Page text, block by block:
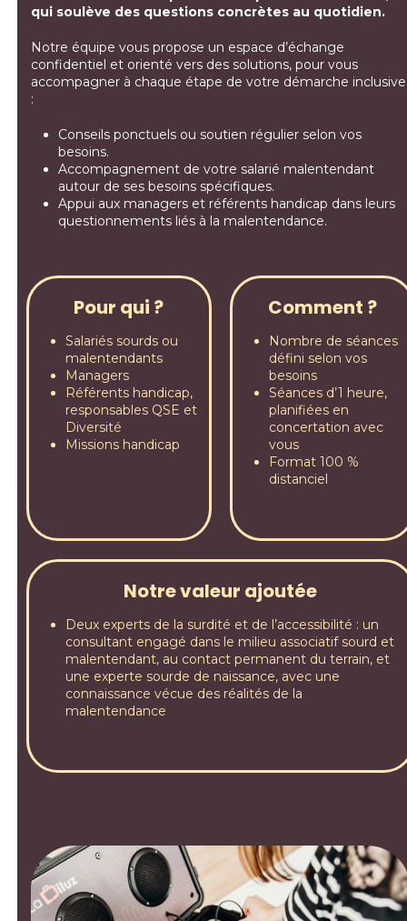
qui soulève des questions concrètes au quotidien.
Notre équipe vous propose un espace d’échange
confidentiel et orienté vers des solutions, pour vous
accompagner à chaque étape de votre démarche inclusive
:
Conseils ponctuels ou soutien régulier selon vos
besoins.
Accompagnement de votre salarié malentendant
autour de ses besoins spécifiques.
Appui aux managers et référents handicap dans leurs
questionnements liés à la malentendance.
Pour qui ?
Salariés sourds ou
malentendants
Managers
Référents handicap,
responsables QSE et
Diversité
Missions handicap
Comment ?
Nombre de séances
défini selon vos
besoins
Séances d’1 heure,
planifiées en
concertation avec
vous
Format 100 %
distanciel
Notre valeur ajoutée
Deux experts de la surdité et de l’accessibilité : un
consultant engagé dans le milieu associatif sourd et
malentendant, au contact permanent du terrain, et
une experte sourde de naissance, avec une
connaissance vécue des réalités de la
malentendance